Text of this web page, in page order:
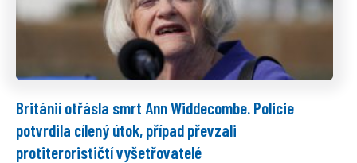
Británií otřásla smrt Ann Widdecombe. Policie
potvrdila cílený útok, případ převzali
protiterorističtí vyšetřovatelé